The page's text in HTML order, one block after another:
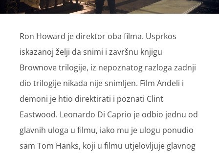
Ron Howard je direktor oba filma. Usprkos
iskazanoj želji da snimi i završnu knjigu
Brownove trilogije, iz nepoznatog razloga zadnji
dio trilogije nikada nije snimljen. Film Anđeli i
demoni je htio direktirati i poznati Clint
Eastwood. Leonardo Di Caprio je odbio jednu od
glavnih uloga u filmu, iako mu je ulogu ponudio
sam Tom Hanks, koji u filmu utjelovljuje glavnog